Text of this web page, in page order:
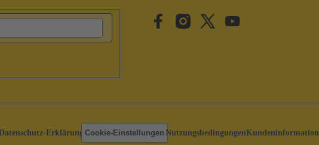
Erklärung Cookie-Einstellungen NutzungsbedingungenKundeninformation